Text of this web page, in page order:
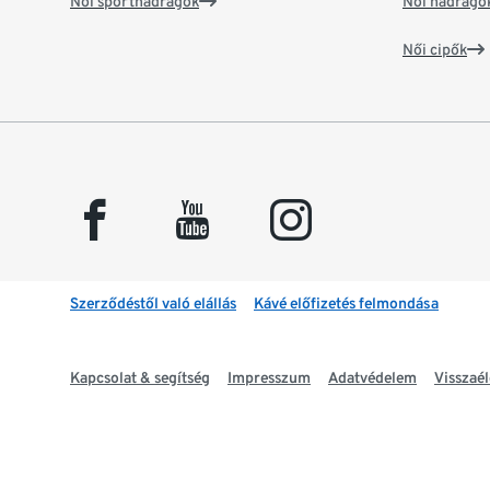
Női cipők
facebook youtube instagram
Szerződéstől való elállás Kávé előfizetés felmondása
Kapcsolat & segítség Impresszum Adatvédelem